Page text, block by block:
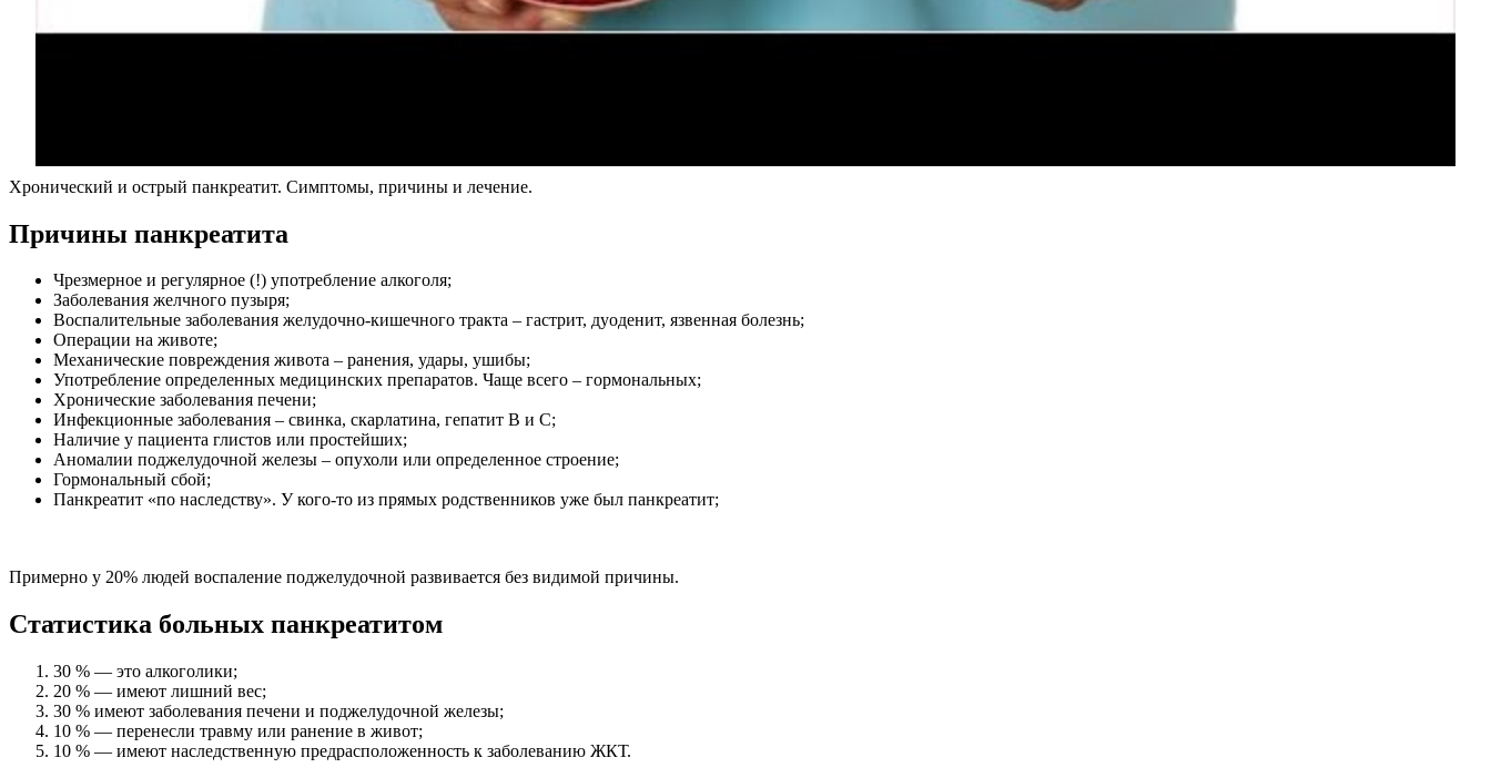
Хронический и острый панкреатит. Симптомы, причины и лечение.
Причины панкреатита
Чрезмерное и регулярное (!) употребление алкоголя;
Заболевания желчного пузыря;
Воспалительные заболевания желудочно-кишечного тракта – гастрит, дуоденит, язвенная болезнь;
Операции на животе;
Механические повреждения живота – ранения, удары, ушибы;
Употребление определенных медицинских препаратов. Чаще всего – гормональных;
Хронические заболевания печени;
Инфекционные заболевания – свинка, скарлатина, гепатит В и С;
Наличие у пациента глистов или простейших;
Аномалии поджелудочной железы – опухоли или определенное строение;
Гормональный сбой;
Панкреатит «по наследству». У кого-то из прямых родственников уже был панкреатит;
Примерно у 20% людей воспаление поджелудочной развивается без видимой причины.
Статистика больных панкреатитом
30 % — это алкоголики;
20 % — имеют лишний вес;
30 % имеют заболевания печени и поджелудочной железы;
10 % — перенесли травму или ранение в живот;
10 % — имеют наследственную предрасположенность к заболеванию ЖКТ.